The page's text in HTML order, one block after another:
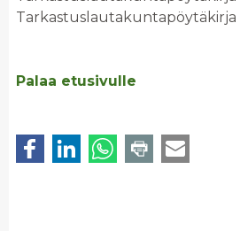
Tarkastuslautakuntapöytäkirja
Palaa etusivulle